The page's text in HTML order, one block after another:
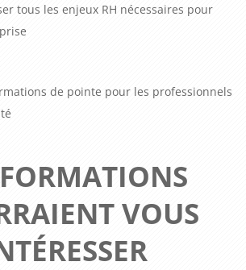
tous les enjeux RH nécessaires pour
de pointe pour les professionnels
VOUS